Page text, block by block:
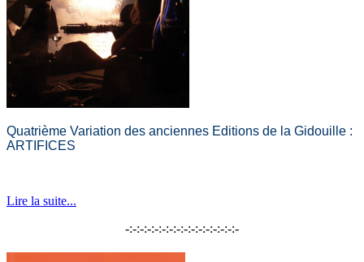
Quatrième Variation des anciennes Editions de la Gidouille :
ARTIFICES
Lire la suite...
-:-:-:-:-:-:-:-:-:-:-:-:-:-:-:-